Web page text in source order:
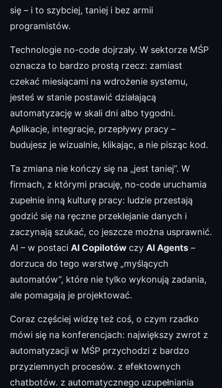
się – i to szybciej, taniej i bez armii
programistów.
Technologie no-code dojrzały. W sektorze MŚP
oznacza to bardzo prostą rzecz: zamiast
czekać miesiącami na wdrożenie systemu,
jesteś w stanie postawić działającą
automatyzację w skali dni albo tygodni.
Aplikacje, integracje, przepływy pracy –
budujesz je wizualnie, klikając, a nie pisząc kod.
Ta zmiana nie kończy się na „jest taniej”. W
firmach, z którymi pracuję, no-code uruchamia
zupełnie inną kulturę pracy: ludzie przestają
godzić się na ręczne przeklejanie danych i
zaczynają szukać, co jeszcze można usprawnić.
AI – w postaci AI Copilotów czy AI Agents –
dorzuca do tego warstwę „myślących
automatów”, które nie tylko wykonują zadania,
ale pomagają je projektować.
Coraz częściej widzę też coś, o czym rzadko
mówi się na konferencjach: największy zwrot z
automatyzacji w MŚP przychodzi z bardzo
przyziemnych procesów. z efektownych
chatbotów. z automatycznego uzupełniania